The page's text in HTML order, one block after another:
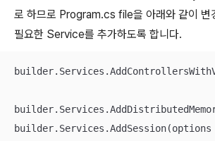
로 하므로 Program.cs file을 아래와 같이 변
필요한 Service를 추가하도록 합니다.